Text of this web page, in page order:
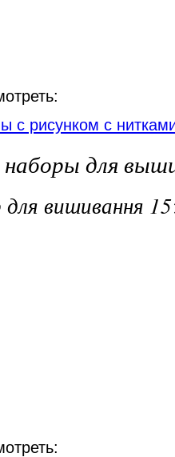
с рисунком с
для
для вишивання